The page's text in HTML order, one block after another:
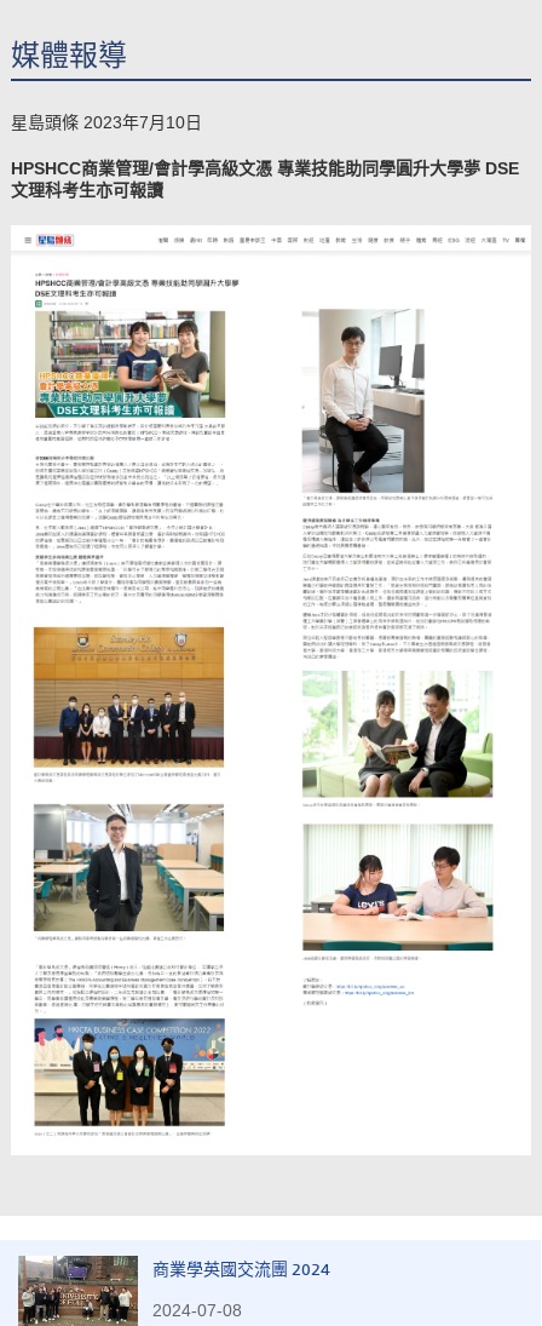
媒體報導
星島頭條 2023年7月10日
HPSHCC商業管理/會計學高級文憑 專業技能助同學圓升大學夢 DSE
文理科考生亦可報讀
商業學英國交流團 2024
2024-07-08